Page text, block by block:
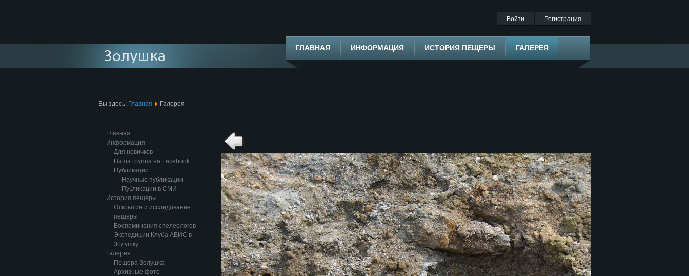
Войти Регистрация
ГЛАВНАЯ ИНФОРМАЦИЯ ИСТОРИЯ ПЕЩЕРЫ ГАЛЕРЕЯ
Вы здесь: Главная Галерея
Главная
Информация
Для новичков
Наша группа на Facebook
Публикации
Научные публикации
Публикации в СМИ
История пещеры
Открытие и исследование
пещеры
Воспоминания спелеологов
Экспедиции Клуба АБИС в
Золушку
Галерея
Пещера Золушка
Архивные фото